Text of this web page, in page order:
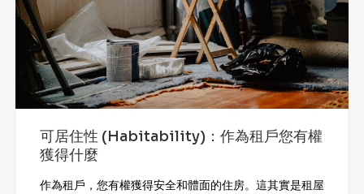
可居住性 (Habitability)：作為租戶您有權
獲得什麼
作為租戶，您有權獲得安全和體面的住房。這其實是租屋